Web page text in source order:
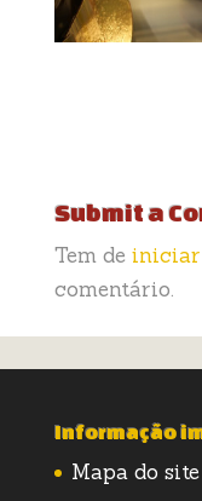
Submit a
Tem de iniciar
comentário.
Informação
Mapa do site